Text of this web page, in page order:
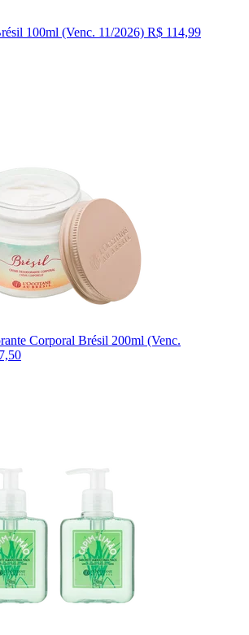
100ml (Venc. 11/2026) R$ 114,99
Corporal Brésil 200ml (Venc.